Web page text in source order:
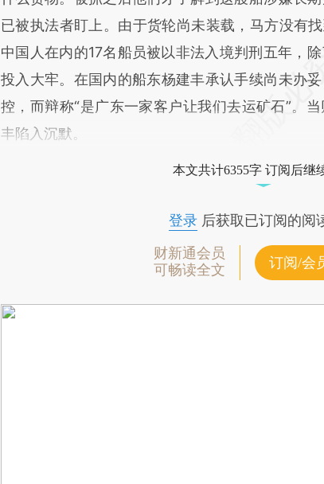
已被执法者盯上。由于货轮尚未装载，马方没有
中国人在内的17名船员被以非法入境判刑五年，
投入大牢。在国内的船东杨建丰承认手续尚未办
控，而辩称“是广东一家客户让我们去运矿石”。
丰陷入沉默。
本文共计6355字 订阅后继
登录后获取已订阅的阅
财新通会员
可畅读全文
订阅/会